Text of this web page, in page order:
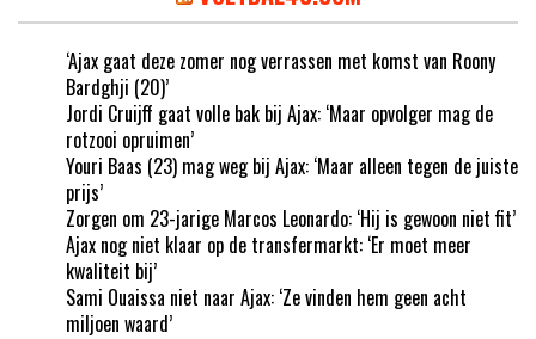
‘Ajax gaat deze zomer nog verrassen met komst van Roony
Bardghji (20)’
Jordi Cruijff gaat volle bak bij Ajax: ‘Maar opvolger mag de
rotzooi opruimen’
Youri Baas (23) mag weg bij Ajax: ‘Maar alleen tegen de juiste
prijs’
Zorgen om 23-jarige Marcos Leonardo: ‘Hij is gewoon niet fit’
Ajax nog niet klaar op de transfermarkt: ‘Er moet meer
kwaliteit bij’
Sami Ouaissa niet naar Ajax: ‘Ze vinden hem geen acht
miljoen waard’